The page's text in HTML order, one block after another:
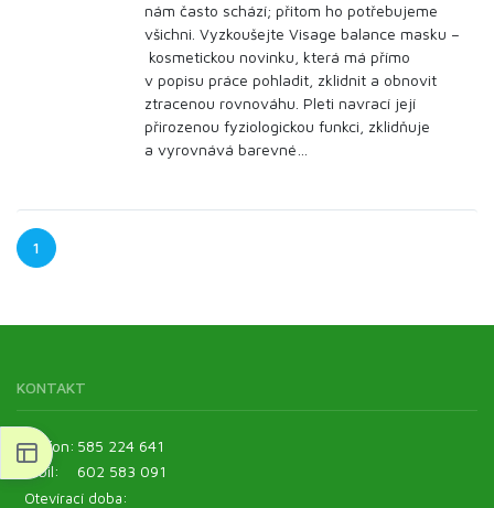
nám často schází; přitom ho potřebujeme
všichni. Vyzkoušejte Visage balance masku –
kosmetickou novinku, která má přímo
v popisu práce pohladit, zklidnit a obnovit
ztracenou rovnováhu. Pleti navrací její
přirozenou fyziologickou funkci, zklidňuje
a vyrovnává barevné…
1
KONTAKT
Telefon: 585 224 641
Mobil:
602 583 091
Otevírací doba: